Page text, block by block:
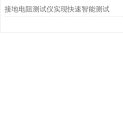
接地电阻测试仪实现快速智能测试